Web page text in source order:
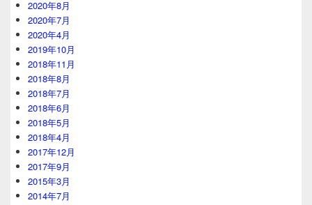
2020年8月
2020年7月
2020年4月
2019年10月
2018年11月
2018年8月
2018年7月
2018年6月
2018年5月
2018年4月
2017年12月
2017年9月
2015年3月
2014年7月